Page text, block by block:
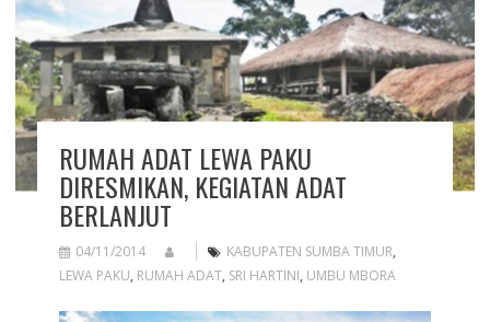
RUMAH ADAT LEWA PAKU
DIRESMIKAN, KEGIATAN ADAT
BERLANJUT
04/11/2014 KABUPATEN SUMBA TIMUR,
LEWA PAKU, RUMAH ADAT, SRI HARTINI, UMBU MBORA